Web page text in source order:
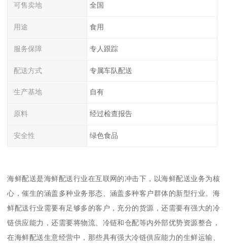
可售卖地 全国
用途 食用
服务保障 专人跟踪
配送方式 专属车队配送
生产基地 自有
原料 经过检查报告
安全性 绿色食品
海鲜配送是海鲜配送行业在互联网的冲击下，以海鲜配送业务为核
心，催生的涵盖多种业务形态、涵盖多种客户群体的新型行业。海
鲜配送行业需要有足够多的客户，充分的货源，还需要有强大的冷
链供应能力，还需要将物流、冷链和仓配等内外部优势资源整合，
在海鲜配送生意经营中，那些具有强大冷链供应能力的生鲜运输、